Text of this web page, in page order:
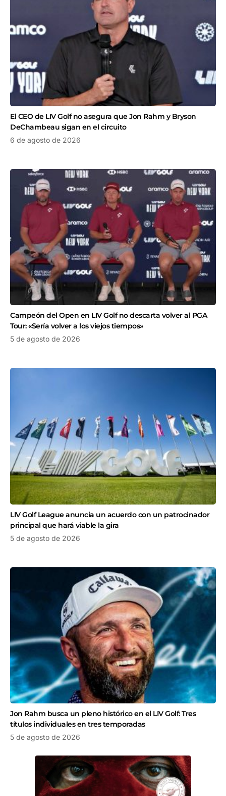
El CEO de LIV Golf no asegura que Jon Rahm y Bryson
DeChambeau sigan en el circuito
6 de agosto de 2026
Campeón del Open en LIV Golf no descarta volver al PGA
Tour: «Sería volver a los viejos tiempos»
5 de agosto de 2026
LIV Golf League anuncia un acuerdo con un patrocinador
principal que hará viable la gira
5 de agosto de 2026
Jon Rahm busca un pleno histórico en el LIV Golf: Tres
títulos individuales en tres temporadas
5 de agosto de 2026